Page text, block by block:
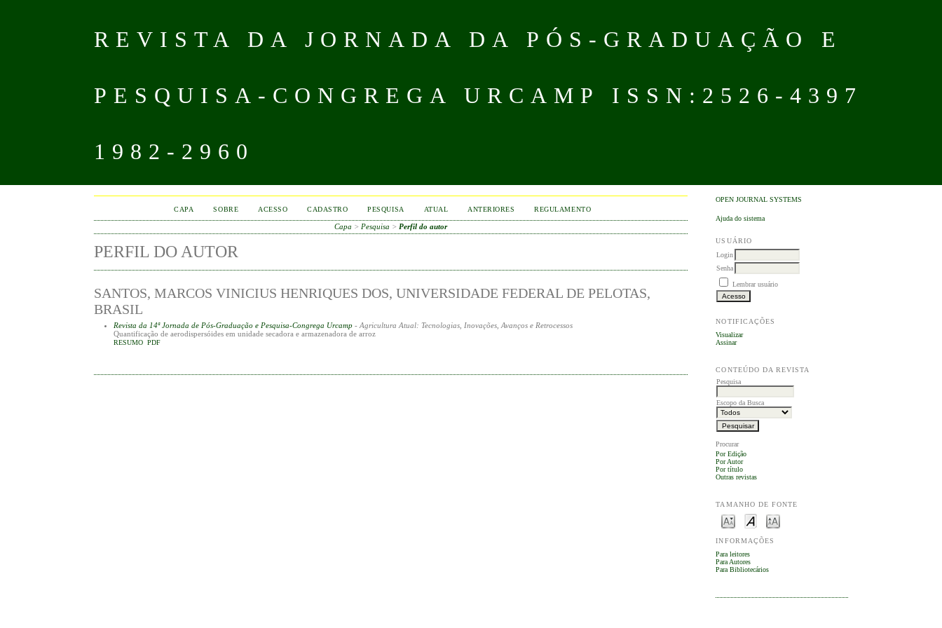
REVISTA DA JORNADA DA PÓS-GRADUAÇÃO E
PESQUISA-CONGREGA URCAMP ISSN:2526-4397
1982-2960
OPEN JOURNAL SYSTEMS
Ajuda do sistema
USUÁRIO
Login
Senha
Lembrar usuário
NOTIFICAÇÕES
Visualizar
Assinar
CONTEÚDO DA REVISTA
Pesquisa
Escopo da Busca
Procurar
Por Edição
Por Autor
Por título
Outras revistas
TAMANHO DE FONTE
INFORMAÇÕES
Para leitores
Para Autores
Para Bibliotecários
CAPA SOBRE ACESSO CADASTRO PESQUISA ATUAL ANTERIORES REGULAMENTO
Capa > Pesquisa > Perfil do autor
PERFIL DO AUTOR
SANTOS, MARCOS VINICIUS HENRIQUES DOS, UNIVERSIDADE FEDERAL DE PELOTAS,
BRASIL
Revista da 14ª Jornada de Pós-Graduação e Pesquisa-Congrega Urcamp - Agricultura Atual: Tecnologias, Inovações, Avanços e Retrocessos
Quantificação de aerodispersóides em unidade secadora e armazenadora de arroz
RESUMO PDF